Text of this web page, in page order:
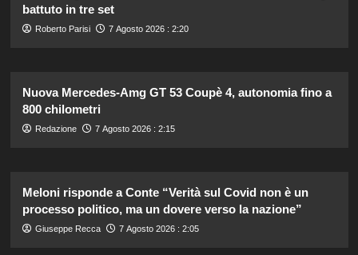
battuto in tre set
Roberto Parisi 7 Agosto 2026 : 2:20
Nuova Mercedes-Amg GT 53 Coupè 4, autonomia fino a
800 chilometri
Redazione 7 Agosto 2026 : 2:15
Meloni risponde a Conte “Verità sul Covid non è un
processo politico, ma un dovere verso la nazione”
Giuseppe Recca 7 Agosto 2026 : 2:05